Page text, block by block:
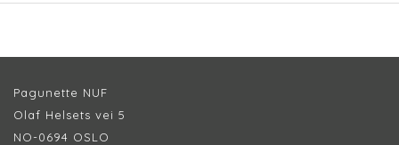
Pagunette NUF
Olaf Helsets vei 5
NO-0694 OSLO